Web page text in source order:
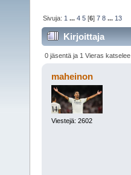
Sivuja: 1 ...4 5 [6]7 8 ... 13
Kirjoittaja
0 jäsentä ja 1 Vieras katselee
maheinon
Viestejä: 2602